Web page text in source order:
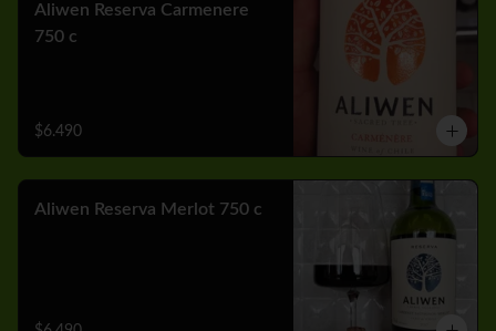
Aliwen Reserva Carmenere
750 c
$6.490
Aliwen Reserva Merlot 750 c